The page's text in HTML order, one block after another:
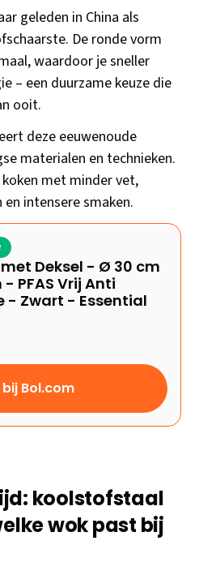
geleden in China als
De ronde vorm
waardoor je sneller
– een duurzame keuze die
ooit.
deze eeuwenoude
materialen en technieken.
met minder vet,
intensere smaken.
Deksel - Ø 30 cm
PFAS Vrij Anti
- Zwart - Essential
bij Bol.com
koolstofstaal
wok past bij